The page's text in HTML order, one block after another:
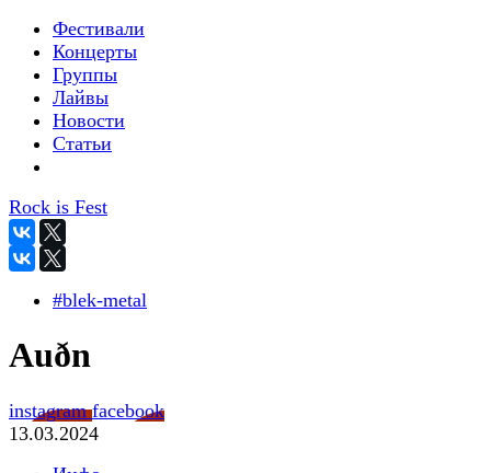
Фестивали
Концерты
Группы
Лайвы
Новости
Статьи
Rock is Fest
#blek-metal
Auðn
instagramfacebook
13.03.2024